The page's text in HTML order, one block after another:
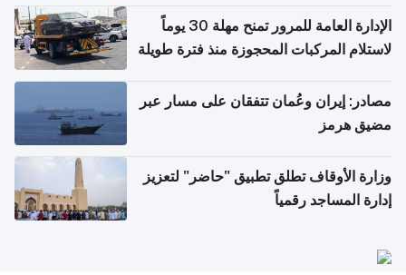
الإدارة العامة للمرور تمنح مهلة 30 يوماً
لاستلام المركبات المحجوزة منذ فترة طويلة
مصادر: إيران وعُمان تتفقان على مسار عبر
مضيق هرمز
وزارة الأوقاف تطلق تطبيق "حاضر" لتعزيز
إدارة المساجد رقمياً